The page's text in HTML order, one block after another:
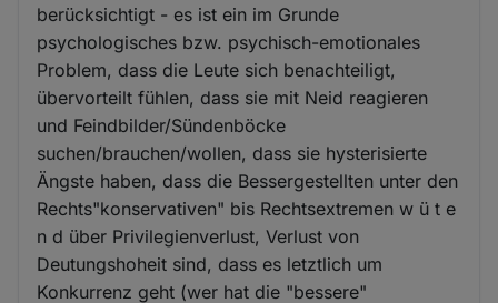
berücksichtigt - es ist ein im Grunde
psychologisches bzw. psychisch-emotionales
Problem, dass die Leute sich benachteiligt,
übervorteilt fühlen, dass sie mit Neid reagieren
und Feindbilder/Sündenböcke
suchen/brauchen/wollen, dass sie hysterisierte
Ängste haben, dass die Bessergestellten unter den
Rechts"konservativen" bis Rechtsextremen w ü t e
n d über Privilegienverlust, Verlust von
Deutungshoheit sind, dass es letztlich um
Konkurrenz geht (wer hat die "bessere"